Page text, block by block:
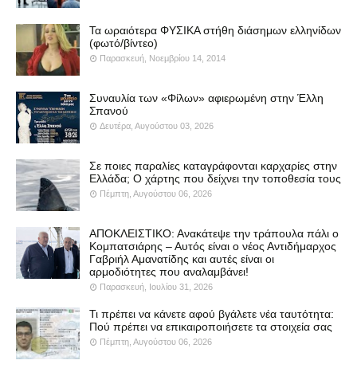
Τα ωραιότερα ΦΥΣΙΚΑ στήθη διάσημων ελληνίδων
(φωτό/βίντεο)
Παρασκευή, Νοεμβρίου 14, 2014
Συναυλία των «Φίλων» αφιερωμένη στην Έλλη
Σπανού
Δευτέρα, Αυγούστου 03, 2026
Σε ποιες παραλίες καταγράφονται καρχαρίες στην
Ελλάδα; Ο χάρτης που δείχνει την τοποθεσία τους
Πέμπτη, Αυγούστου 06, 2026
ΑΠΟΚΛΕΙΣΤΙΚΟ: Ανακάτεψε την τράπουλα πάλι ο
Κομπατσιάρης – Αυτός είναι ο νέος Αντιδήμαρχος
Γαβριήλ Αμανατίδης και αυτές είναι οι
αρμοδιότητες που αναλαμβάνει!
Παρασκευή, Ιουλίου 31, 2026
Τι πρέπει να κάνετε αφού βγάλετε νέα ταυτότητα:
Πού πρέπει να επικαιροποιήσετε τα στοιχεία σας
Πέμπτη, Αυγούστου 06, 2026